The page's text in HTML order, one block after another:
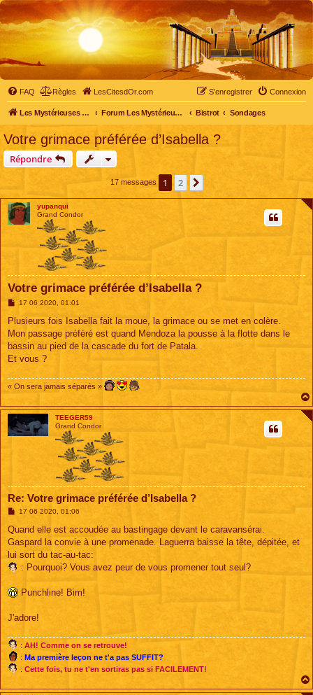
FAQ Règles LesCitesdOr.com Connexion
S’enregistrer
Les Mystérieuses Cités d'Or - LesCitesdOr.com Forum Les Mystérieuses Cités d'Or Bistrot Sondages
Votre grimace préférée d’Isabella ?
Répondre
17 messages 1 2
yupanqui
Grand Condor
Votre grimace préférée d’Isabella ?
M
s
a
g
17 06 2020, 01:01
Plusieurs fois Isabella fait la moue, la grimace ou se met en colère.
Mon passage préféré est quand Mendoza la pousse à la flotte dans le
bassin au pied de la cascade du fort de Patala.
Et vous ?
« On sera jamais séparés »
TEEGER59
Grand Condor
Re: Votre grimace préférée d’Isabella ?
M
s
a
g
17 06 2020, 01:06
Quand elle est accoudée au bastingage devant le caravansérai.
Gaspard la convie à une promenade. Laguerra baisse la tête, dépitée, et
lui sort du tac-au-tac:
: Pourquoi? Vous avez peur de vous promener tout seul?
Punchline! Bim!
J'adore!
: AH! Comme on se retrouve!
: Ma première leçon ne t'a pas SUFFIT?
: Cette fois, tu ne t'en sortiras pas si FACILEMENT!